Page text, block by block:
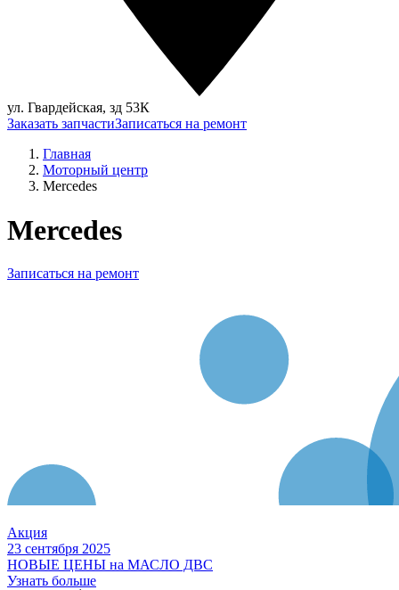
ул. Гвардейская, зд 53К
Заказать запчастиЗаписаться на ремонт
Главная
Моторный центр
Mercedes
Mercedes
Записаться на ремонт
Акция
23 сентября 2025
НОВЫЕ ЦЕНЫ на МАСЛО ДВС
Узнать больше